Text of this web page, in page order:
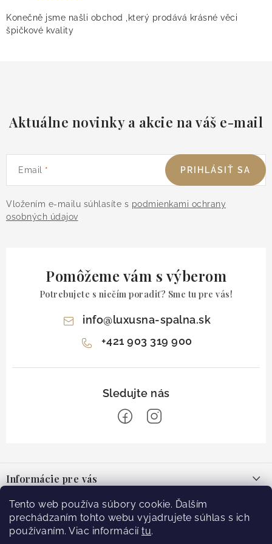
Tento web používa súbory cookie. Ďalším
prechádzaním tohto webu vyjadrujete súhlas s ich
používaním. Viac informácií tu.
Konečně jsme našli obchod ,který prodává krásné věci
špičkové kvality
Aktuálne novinky a akcie na váš e-mail
Email
Vložením e-mailu súhlasíte s podmienkami ochrany
osobných údajov
PRIHLÁSIŤ SA
Pomôžeme vám s výberom
Potrebujete s niečím poradiť? Sme tu pre vás!
info@luxusna-spalna.sk
+421 903 319 900
pInformácie pre vás
O nás
Blog
Facebook